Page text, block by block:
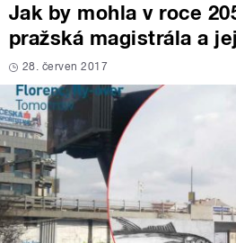
Jak by mohla v roce
pražská magistrála a
28. červen 2017